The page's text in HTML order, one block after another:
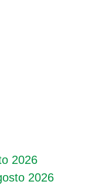
2026
2026